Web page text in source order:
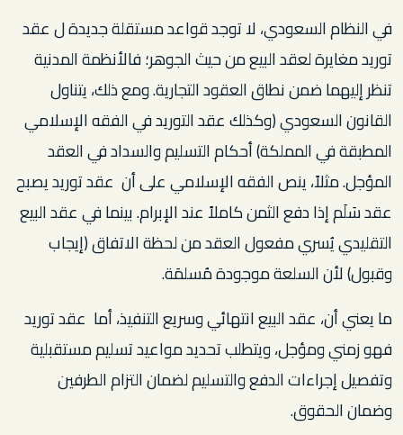
في النظام السعودي، لا توجد قواعد مستقلة جديدة ل عقد
توريد مغايرة لعقد البيع من حيث الجوهر؛ فالأنظمة المدنية
تنظر إليهما ضمن نطاق العقود التجارية. ومع ذلك، يتناول
القانون السعودي (وكذلك عقد التوريد في الفقه الإسلامي
المطبقة في المملكة) أحكام التسليم والسداد في العقد
المؤجل. مثلاً، ينص الفقه الإسلامي على أن عقد توريد يصبح
عقد سَلَم إذا دفع الثمن كاملاً عند الإبرام. بينما في عقد البيع
التقليدي يُسري مفعول العقد من لحظة الاتفاق (إيجاب
وقبول) لأن السلعة موجودة مُسلمَة.
ما يعني أن، عقد البيع انتهائي وسريع التنفيذ، أما عقد توريد
فهو زمني ومؤجل، ويتطلب تحديد مواعيد تسليم مستقبلية
وتفصيل إجراءات الدفع والتسليم لضمان التزام الطرفين
وضمان الحقوق.